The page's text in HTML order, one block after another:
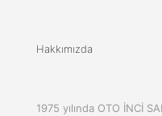
Hakkımızda
1975 yılında OTO İNCİ